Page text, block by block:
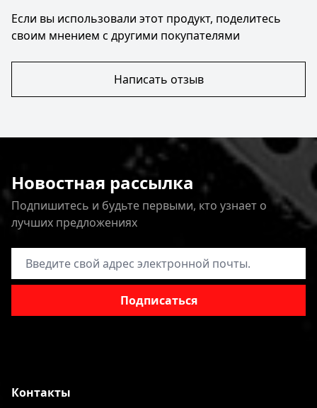
Если вы использовали этот продукт, поделитесь
своим мнением с другими покупателями
Написать отзыв
Новостная рассылка
Подпишитесь и будьте первыми, кто узнает о
лучших предложениях
Адрес электронной почты
Подписаться
Контакты